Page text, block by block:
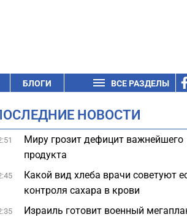
БЛОГИ ВСЕ РАЗДЕЛЫ
НОВОСТИ
Миру грозит дефицит важнейшего
продукта
Какой вид хлеба врачи советуют
контроля сахара в крови
Израиль готовит военный